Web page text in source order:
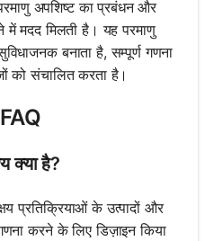
अपशिष्ट का प्रबंधन और
में मदद मिलती है। यह परमाणु
बनाता है, सम्पूर्ण गणना
को संचालित करता है।
क्या है?
प्रतिक्रियाओं के उत्पादों और
करने के लिए डिज़ाइन किया